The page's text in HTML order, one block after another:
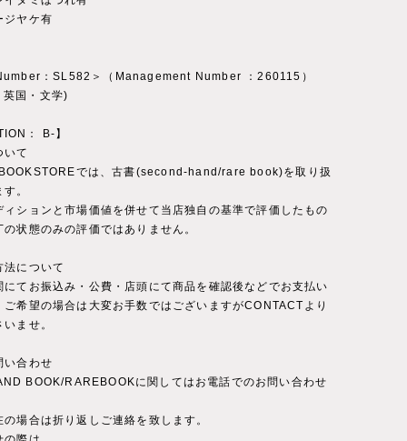
ヤケ有
：SL582＞（Management Number ：260115）
国・文学)
： B-】
いて
では、古書(second-hand/rare book)を取り扱
。
ィションと市場価値を併せて当店独自の基準で評価したもの
状態のみの評価ではありません。
について
にてお振込み・公費・店頭にて商品を確認後などでお支払い
ご希望の場合は大変お手数ではございますがCONTACTより
ませ。
合わせ
BOOK/RAREBOOKに関してはお電話でのお問い合わせ
場合は折り返しご連絡を致します。